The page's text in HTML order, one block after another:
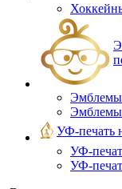
Эмблемы
УФ-печать
УФ-